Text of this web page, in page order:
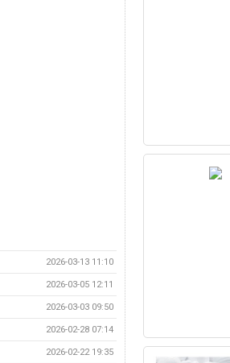
2026-03-13 11:10
2026-03-05 12:11
2026-03-03 09:50
2026-02-28 07:14
2026-02-22 19:35